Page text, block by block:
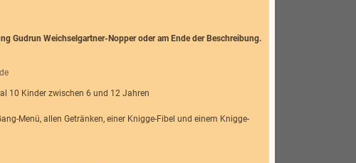
Gudrun Weichselgartner-Nopper oder am Ende der Beschreibung.
10 Kinder zwischen 6 und 12 Jahren
Menü, allen Getränken, einer Knigge-Fibel und einem Knigge-